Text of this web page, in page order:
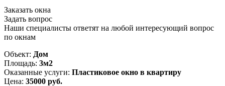
Заказать окна
Задать вопрос
Наши специалисты ответят на любой интересующий вопрос
по окнам
Объект: Дом
Площадь: 3м2
Оказанные услуги: Пластиковое окно в квартиру
Цена: 35000 руб.